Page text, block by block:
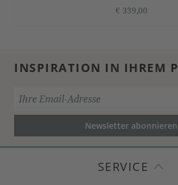
€ 339,00
INSPIRATION IN IHREM
Newsletter abonnieren
SERVICE